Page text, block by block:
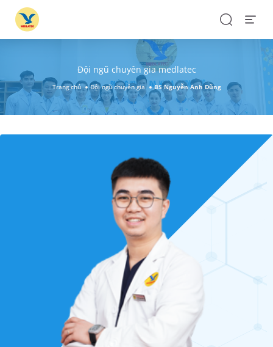
SearchOpen
Đội ngũ chuyên gia medlatec
Trang chủ Đội ngũ chuyên gia BS Nguyễn Anh Dũng